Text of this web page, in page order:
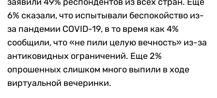
6% сказали, что испытывали беспокойство из-
за пандемии COVID-19, в то время как 4%
сообщили, что «не пили целую вечность» из-за
антиковидных ограничений. Еще 2%
опрошенных слишком много выпили в ходе
виртуальной вечеринки.